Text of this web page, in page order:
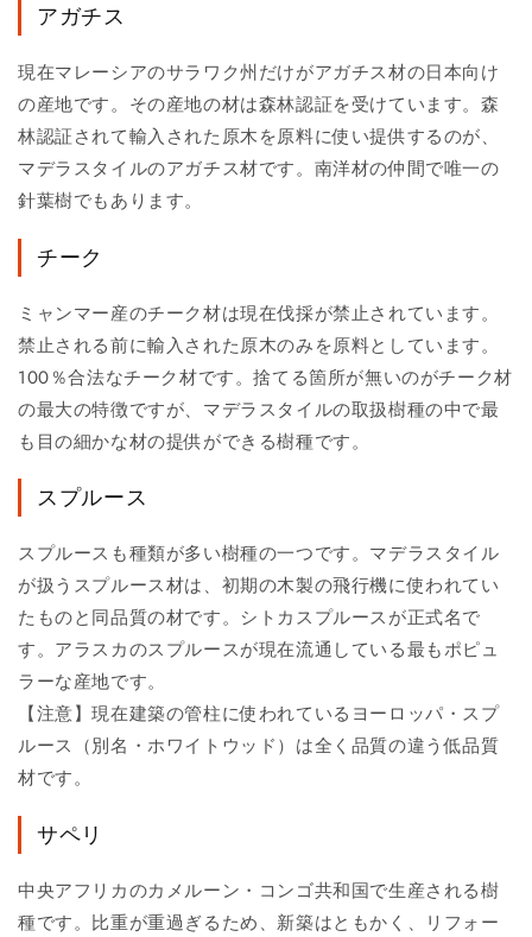
アガチス
現在マレーシアのサラワク州だけがアガチス材の日本向け
の産地です。その産地の材は森林認証を受けています。森
林認証されて輸入された原木を原料に使い提供するのが、
マデラスタイルのアガチス材です。南洋材の仲間で唯一の
針葉樹でもあります。
チーク
ミャンマー産のチーク材は現在伐採が禁止されています。
禁止される前に輸入された原木のみを原料としています。
100％合法なチーク材です。捨てる箇所が無いのがチーク材
の最大の特徴ですが、マデラスタイルの取扱樹種の中で最
も目の細かな材の提供ができる樹種です。
スプルース
スプルースも種類が多い樹種の一つです。マデラスタイル
が扱うスプルース材は、初期の木製の飛行機に使われてい
たものと同品質の材です。シトカスプルースが正式名で
す。アラスカのスプルースが現在流通している最もポピュ
ラーな産地です。
【注意】現在建築の管柱に使われているヨーロッパ・スプ
ルース（別名・ホワイトウッド）は全く品質の違う低品質
材です。
サペリ
中央アフリカのカメルーン・コンゴ共和国で生産される樹
種です。比重が重過ぎるため、新築はともかく、リフォー